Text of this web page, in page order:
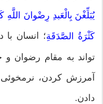
یُبَلِّغْنَ بِالْعَبدِ رِضْوانَ
کَثْرَةُ الصَّدَقَةِ؛ انسان
تواند به مقام رضوان
آمرزش کردن، نرمخوئی
دادن.